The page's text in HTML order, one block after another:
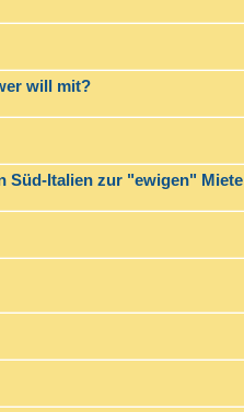
will mit?
Süd-Italien zur "ewigen" Miete